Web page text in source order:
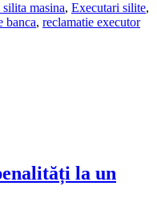
silita masina, Executari silite,
banca, reclamatie executor
la un